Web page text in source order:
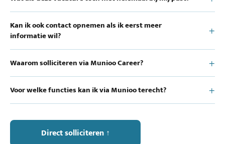
Kan ik ook contact opnemen als ik eerst meer
informatie wil?
Waarom solliciteren via Munioo Career?
Voor welke functies kan ik via Munioo terecht?
Direct solliciteren ↑